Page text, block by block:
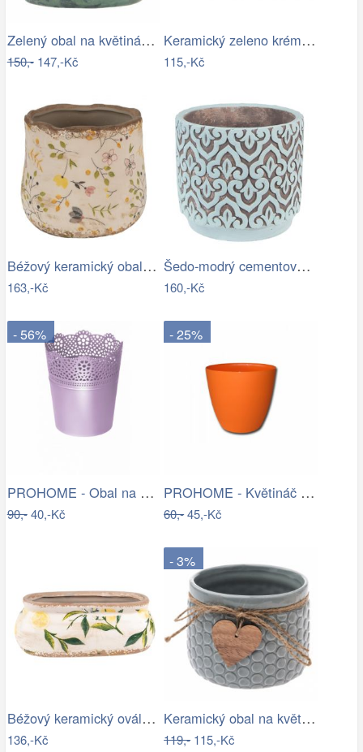
Zelený obal na květináč s květy a…
150,-147,-Kč
Keramický zeleno krémový květináč se…
115,-Kč
Béžový keramický obal na květináč se…
163,-Kč
Šedo-modrý cementový obal na květináč s…
160,-Kč
- 56%
PROHOME - Obal na květináč LACE 18cm
90,-40,-Kč
- 25%
PROHOME - Květináč dekorační ELLA 21cm…
60,-45,-Kč
Béžový keramický oválný obal na…
136,-Kč
- 3%
Keramický obal na květináč Heart, šedá,…
119,-115,-Kč